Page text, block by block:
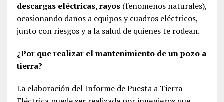
descargas eléctricas, rayos(fenomenos naturales),
ocasionando daños a equipos y cuadros eléctricos,
junto con riesgos y a la salud de quienes te rodean.
¿Por que realizar el mantenimiento de un pozo a
tierra?
La elaboración del Informe de Puesta a Tierra